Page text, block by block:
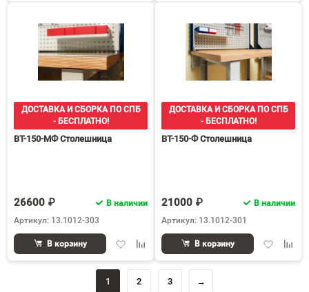
ДОСТАВКА И СБОРКА ПО СПБ
- БЕСПЛАТНО!
ВТ-150-МФ Столешница
26600 ₽
В наличии
Артикул: 13.1012-303
Добавить
избранное
Добавить
сравнению
В корзину
ДОСТАВКА И СБОРКА ПО СПБ
- БЕСПЛАТНО!
ВТ-150-Ф Столешница
21000 ₽
В наличии
Артикул: 13.1012-301
Добавить
В корзину
1 2 3 →